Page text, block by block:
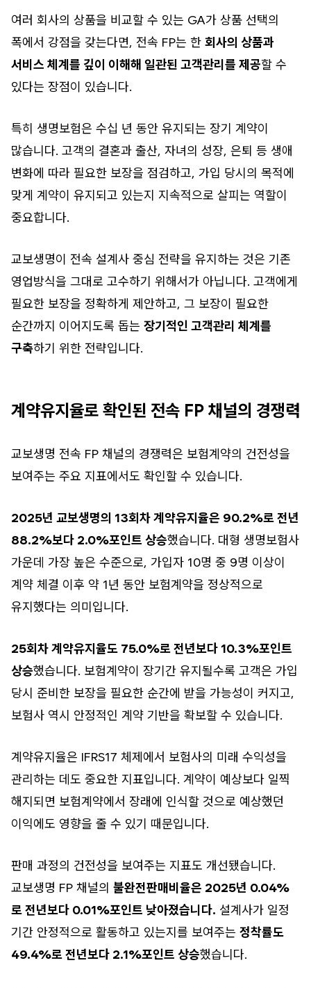
여러 회사의 상품을 비교할 수 있는 GA가 상품 선택의
폭에서 강점을 갖는다면, 전속 FP는 한 회사의 상품과
서비스 체계를 깊이 이해해 일관된 고객관리를 제공할 수
있다는 장점이 있습니다.
특히 생명보험은 수십 년 동안 유지되는 장기 계약이
많습니다. 고객의 결혼과 출산, 자녀의 성장, 은퇴 등 생애
변화에 따라 필요한 보장을 점검하고, 가입 당시의 목적에
맞게 계약이 유지되고 있는지 지속적으로 살피는 역할이
중요합니다.
교보생명이 전속 설계사 중심 전략을 유지하는 것은 기존
영업방식을 그대로 고수하기 위해서가 아닙니다. 고객에게
필요한 보장을 정확하게 제안하고, 그 보장이 필요한
순간까지 이어지도록 돕는 장기적인 고객관리 체계를
구축하기 위한 전략입니다.
계약유지율로 확인된 전속 FP 채널의 경쟁력
교보생명 전속 FP 채널의 경쟁력은 보험계약의 건전성을
보여주는 주요 지표에서도 확인할 수 있습니다.
2025년 교보생명의 13회차 계약유지율은 90.2%로 전년
88.2%보다 2.0%포인트 상승했습니다. 대형 생명보험사
가운데 가장 높은 수준으로, 가입자 10명 중 9명 이상이
계약 체결 이후 약 1년 동안 보험계약을 정상적으로
유지했다는 의미입니다.
25회차 계약유지율도 75.0%로 전년보다 10.3%포인트
상승했습니다. 보험계약이 장기간 유지될수록 고객은 가입
당시 준비한 보장을 필요한 순간에 받을 가능성이 커지고,
보험사 역시 안정적인 계약 기반을 확보할 수 있습니다.
계약유지율은 IFRS17 체제에서 보험사의 미래 수익성을
관리하는 데도 중요한 지표입니다. 계약이 예상보다 일찍
해지되면 보험계약에서 장래에 인식할 것으로 예상했던
이익에도 영향을 줄 수 있기 때문입니다.
판매 과정의 건전성을 보여주는 지표도 개선됐습니다.
교보생명 FP 채널의 불완전판매비율은 2025년 0.04%
로 전년보다 0.01%포인트 낮아졌습니다. 설계사가 일정
기간 안정적으로 활동하고 있는지를 보여주는 정착률도
49.4%로 전년보다 2.1%포인트 상승했습니다.